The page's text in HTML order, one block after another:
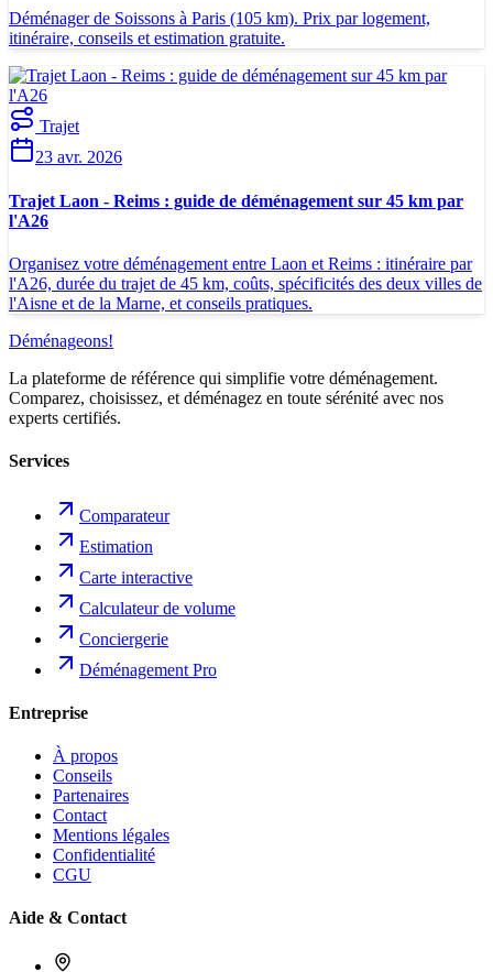
Déménager de Soissons à Paris (105 km). Prix par logement,
itinéraire, conseils et estimation gratuite.
Trajet
23 avr. 2026
Trajet Laon - Reims : guide de déménagement sur 45 km par
l'A26
Organisez votre déménagement entre Laon et Reims : itinéraire par
l'A26, durée du trajet de 45 km, coûts, spécificités des deux villes de
l'Aisne et de la Marne, et conseils pratiques.
Déménageons!
La plateforme de référence qui simplifie votre déménagement.
Comparez, choisissez, et déménagez en toute sérénité avec nos
experts certifiés.
Services
Comparateur
Estimation
Carte interactive
Calculateur de volume
Conciergerie
Déménagement Pro
Entreprise
À propos
Conseils
Partenaires
Contact
Mentions légales
Confidentialité
CGU
Aide & Contact